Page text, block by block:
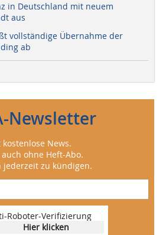
in Deutschland mit neuem
aus
vollständige Übernahme der
ab
Newsletter
News.
ohne Heft-Abo.
zu kündigen.
Roboter-Verifizierung
Hier klicken